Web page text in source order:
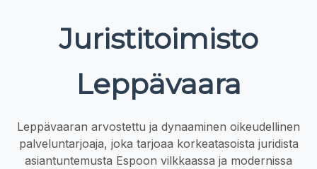
Juristitoimisto
Leppävaara
Leppävaaran arvostettu ja dynaaminen oikeudellinen
palveluntarjoaja, joka tarjoaa korkeatasoista juridista
asiantuntemusta Espoon vilkkaassa ja modernissa